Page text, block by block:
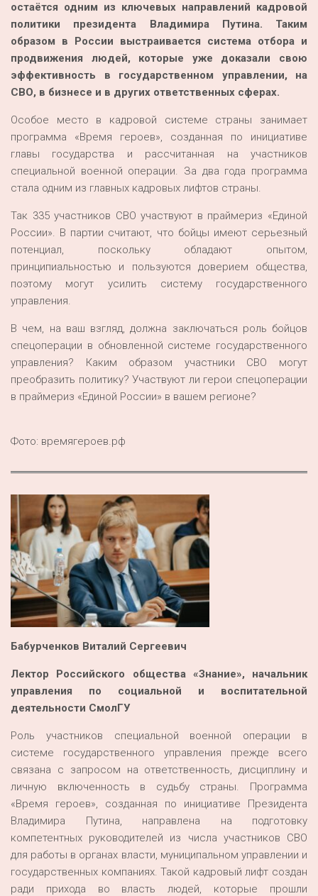
остаётся одним из ключевых направлений кадровой
политики президента Владимира Путина. Таким
образом в России выстраивается система отбора и
продвижения людей, которые уже доказали свою
эффективность в государственном управлении, на
СВО, в бизнесе и в других ответственных сферах.
Особое место в кадровой системе страны занимает
программа «Время героев», созданная по инициативе
главы государства и рассчитанная на участников
специальной военной операции. За два года программа
стала одним из главных кадровых лифтов страны.
Так 335 участников СВО участвуют в праймериз «Единой
России». В партии считают, что бойцы имеют серьезный
потенциал, поскольку обладают опытом,
принципиальностью и пользуются доверием общества,
поэтому могут усилить систему государственного
управления.
В чем, на ваш взгляд, должна заключаться роль бойцов
спецоперации в обновленной системе государственного
управления? Каким образом участники СВО могут
преобразить политику? Участвуют ли герои спецоперации
в праймериз «Единой России» в вашем регионе?
Фото: времягероев.рф
Бабурченков Виталий Сергеевич
Лектор Российского общества «Знание», начальник
управления по социальной и воспитательной
деятельности СмолГУ
Роль участников специальной военной операции в
системе государственного управления прежде всего
связана с запросом на ответственность, дисциплину и
личную включенность в судьбу страны. Программа
«Время героев», созданная по инициативе Президента
Владимира Путина, направлена на подготовку
компетентных руководителей из числа участников СВО
для работы в органах власти, муниципальном управлении и
государственных компаниях. Такой кадровый лифт создан
ради прихода во власть людей, которые прошли